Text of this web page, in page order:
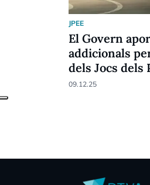
JPEE
El Govern
addicionals
dels Jocs dels
09.12.25